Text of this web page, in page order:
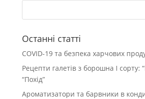
Останні статті
COVID-19 та безпека харчових
Рецепти галетів з борошна І сорту:
“Похід”
Ароматизатори та барвники в